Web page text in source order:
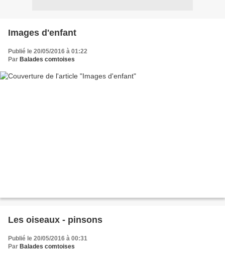
Images d'enfant
Publié le 20/05/2016 à 01:22
Par Balades comtoises
Les oiseaux - pinsons
Publié le 20/05/2016 à 00:31
Par Balades comtoises